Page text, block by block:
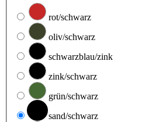
rot/schwarz
oliv/schwarz
schwarzblau/zink
zink/schwarz
grün/schwarz
sand/schwarz